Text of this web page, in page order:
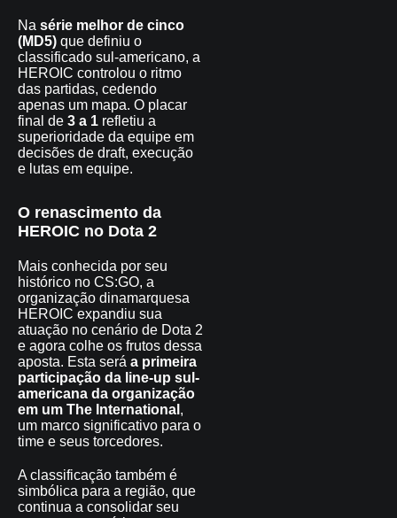
Na série melhor de cinco
(MD5) que definiu o
classificado sul-americano, a
HEROIC controlou o ritmo
das partidas, cedendo
apenas um mapa. O placar
final de 3 a 1 refletiu a
superioridade da equipe em
decisões de draft, execução
e lutas em equipe.
O renascimento da
HEROIC no Dota 2
Mais conhecida por seu
histórico no CS:GO, a
organização dinamarquesa
HEROIC expandiu sua
atuação no cenário de Dota 2
e agora colhe os frutos dessa
aposta. Esta será a primeira
participação da line-up sul-
americana da organização
em um The International ,
um marco significativo para o
time e seus torcedores.
A classificação também é
simbólica para a região, que
continua a consolidar seu